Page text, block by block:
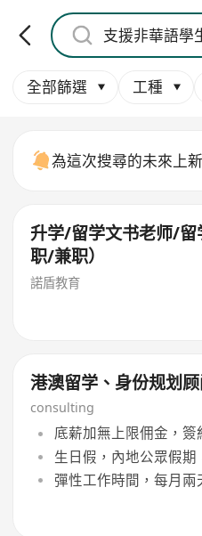
全部篩選 工種
為這次搜尋的未來上
升学/留学文书老师/留
职/兼职）
諾盾教育
港澳留学、身份规划顾
consulting
底薪加無上限佣金，簽
生日假，內地公眾假
彈性工作時間，每月兩